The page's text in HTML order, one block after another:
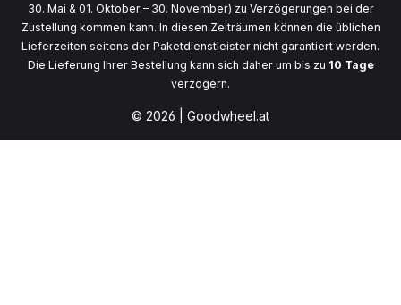
30. Mai & 01. Oktober – 30. November) zu Verzögerungen bei der
Zustellung kommen kann. In diesen Zeiträumen können die üblichen
Lieferzeiten seitens der Paketdienstleister nicht garantiert werden.
Die Lieferung Ihrer Bestellung kann sich daher um bis zu 10 Tage
verzögern.
© 2026 | Goodwheel.at